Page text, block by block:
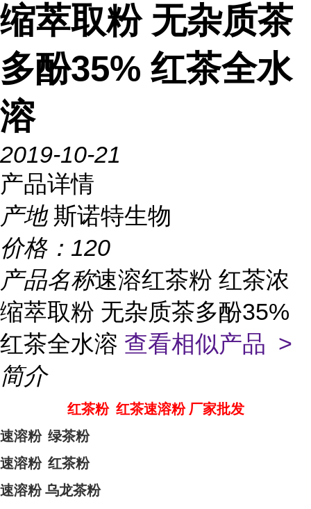
缩萃取粉 无杂质茶
多酚35% 红茶全水
溶
2019-10-21
产品详情
产地 斯诺特生物
价格： 120
产品名称速溶红茶粉 红茶浓
缩萃取粉 无杂质茶多酚35%
红茶全水溶 查看相似产品 >
简介
红茶粉 红茶速溶粉 厂家批发
速溶粉 绿茶粉
速溶粉 红茶粉
速溶粉 乌龙茶粉